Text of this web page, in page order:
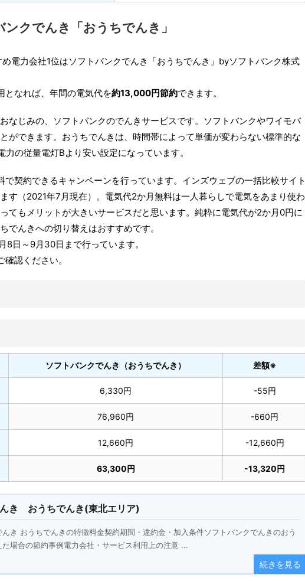
クでんき「おうちでんき」
電力会社1位はソフトバンクでんき「おうちでんき」byソフトバンク株式
となれば、年間の電気代を約13,000円節約できます。
なじみの、ソフトバンクのでんきサービスです。ソフトバンクやワイモバ
ができます。おうちでんきは、時間帯によって単価が変わらない標準的な
の従量電灯Bより安い設定になっています。
契約できるキャンペーンを行っています。インズウェブの一括比較サイト
す（2021年7月現在）。電気代2か月無料は一人暮らしで電気をあまり使わ
てもメリットが大きいサービスだと思います。純粋に電気代が2か月0円に
でんきへの切り替えはおすすめです。
8日～9月30日まで行っています。
認ください。
ソフトバンクでんき（おうちでんき） 差額※
6,330円 -55円
76,960円 -660円
12,660円 -12,660円
63,300円 -13,320円
き おうちでんき(東北エリア)
んき おうちでんきの特徴料金契約期間・違約金・加入条件ソフトバンクでんきのおう
場合の節約事例電力会社・サービス利用上の注意 ...
続きを見る